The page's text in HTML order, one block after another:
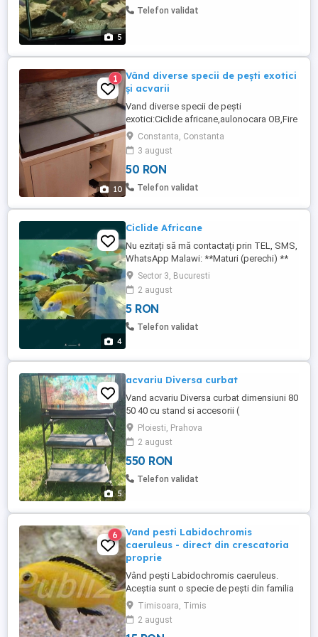
5
Telefon validat
10
1
Vând diverse specii de pești exotici
și acvarii
Vand diverse specii de pești
exotici:Ciclide africane,aulonocara OB,Fire
fish,ciclide americane,carasi
aurii,ancistrusi normali si voalati pui și
maturi plecostomusi,gibicepsi 37
cm,guppy,xifo simplu,Simpson și
extavoalati,molly negri normali ,lira si
albi ...
Constanta, Constanta
3 august
50 RON
Telefon validat
4
Ciclide Africane
Nu ezitați să mă contactați prin TEL, SMS,
WhatsApp Malawi: **Maturi (perechi) **
Esthera Ob 10-12 cm 60 lei buc Borley
Katango 1M 14 cm 80 lei Esthera Blue 10
cm 50 lei buc Elongatus 10cm 50 lei buc
Firefish 2M 10cm 50 lei buc Protomelasu
Red Empress 1M 9 cm 50 lei buc
Sector 3, Bucuresti
2 august
5 RON
Telefon validat
5
acvariu Diversa curbat
Vand acvariu Diversa curbat dimensiuni 80
50 40 cu stand si accesorii (
incalzitor,filtru,lumina,pompa aer,
alimentator automat). Ridicare personală
din Ploiești.
Ploiesti, Prahova
2 august
550 RON
Telefon validat
6
Vand pesti Labidochromis
caeruleus - direct din crescatoria
proprie
Vând pești Labidochromis caeruleus.
Aceștia sunt o specie de pești din familia
Cichlidae ce au habitatul în Lacul Malawi.
Specie puțin agresivă, ușor de crescut în
acvarii fiind compatibila cu alte specii de
Timisoara, Timis
2 august